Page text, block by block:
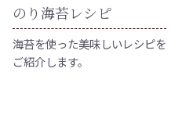
のり海苔レシピ
海苔を使った美味しいレシピを
ご紹介します。